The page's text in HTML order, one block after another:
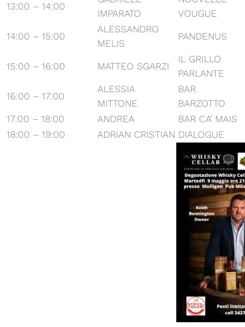
13:00 – 14:00
IMPARATO
VOUGUE
14:00 – 15:00
ALESSANDRO
MELIS
PANDENUS
15:00 – 16:00 MATTEO SGARZI
IL GRILLO
PARLANTE
16:00 – 17:00
ALESSIA
MITTONE
BAR
BARZOTTO
17:00 – 18:00
ANDREA BAR CA’ MAIS
18:00 – 19:00
ADRIAN CRISTIAN DIALOGUE